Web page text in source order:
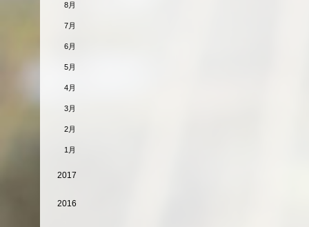
8月
7月
6月
5月
4月
3月
2月
1月
2017
2016